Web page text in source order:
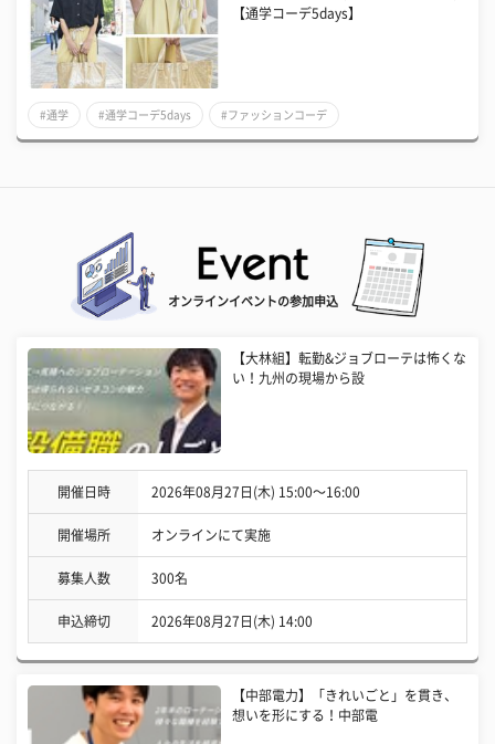
【通学コーデ5days】
#通学 #通学コーデ5days #ファッションコーデ
オンラインイベントの参加申込
【大林組】転勤&ジョブローテは怖くな
い！九州の現場から設
開催日時 2026年08月27日(木) 15:00〜16:00
開催場所 オンラインにて実施
募集人数 300名
申込締切 2026年08月27日(木) 14:00
【中部電力】「きれいごと」を貫き、
想いを形にする！中部電